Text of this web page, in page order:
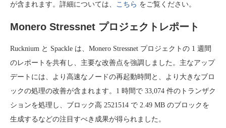
が含まれます。詳細については、 こちら をご覧ください。
Monero Stressnet プロジェクトレポート
Rucknium と Spackle は、Monero Stressnet プロジェクトの 1 週間
のレポートを共有し、主要な改善点を強調しました。主なアップ
デートには、より高速なノードの再起動時間と、より大きなブロ
ックの処理の改善が含まれます。1 時間で 33,074 件のトランザク
ションを処理し、ブロック高 2521514 で 2.49 MB のブロックを
生成するなどの注目すべき成果が得られました。